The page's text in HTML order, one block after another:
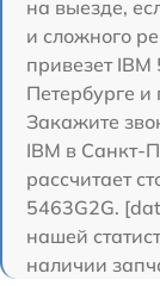
на выезде,
и сложного
привезет
Петербурге и
Закажите
IBM в Санкт-
рассчитает
5463G2G.
нашей
наличии